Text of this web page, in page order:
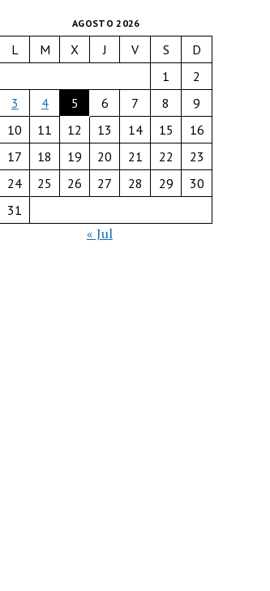
AGOSTO 2026
L M X J V S
D
1
2
3
4 5 6 7 8
9
10
11 12 13 14 15
16
17
18 19 20 21 22
23
24
25 26 27 28 29
30
31
« Jul